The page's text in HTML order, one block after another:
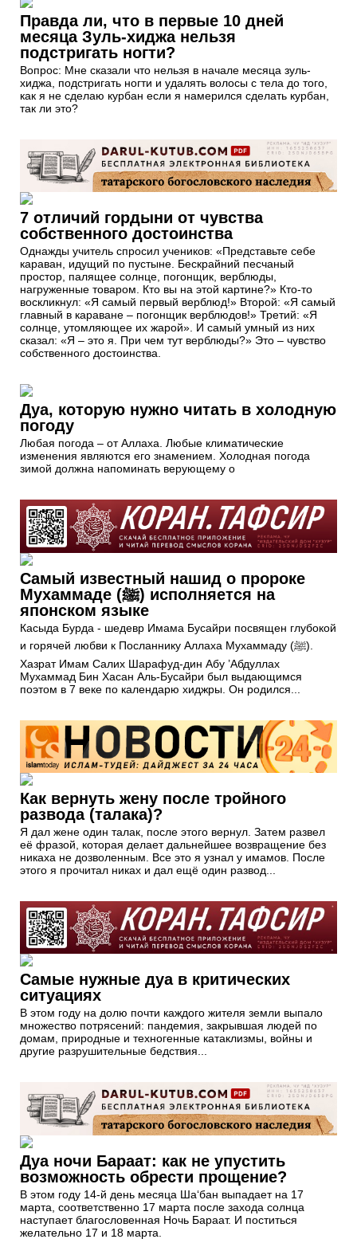
Правда ли, что в первые 10 дней
месяца Зуль-хиджа нельзя
подстригать ногти?
Вопрос: Мне сказали что нельзя в начале месяца зуль-
хиджа, подстригать ногти и удалять волосы с тела до того,
как я не сделаю курбан если я намерился сделать курбан,
так ли это?
7 отличий гордыни от чувства
собственного достоинства
Однажды учитель спросил учеников: «Представьте себе
караван, идущий по пустыне. Бескрайний песчаный
простор, палящее солнце, погонщик, верблюды,
нагруженные товаром. Кто вы на этой картине?» Кто-то
воскликнул: «Я самый первый верблюд!» Второй: «Я самый
главный в караване – погонщик верблюдов!» Третий: «Я
солнце, утомляющее их жарой». И самый умный из них
сказал: «Я – это я. При чем тут верблюды?» Это – чувство
собственного достоинства.
Дуа, которую нужно читать в холодную
погоду
Любая погода – от Аллаха. Любые климатические
изменения являются его знамением. Холодная погода
зимой должна напоминать верующему о
Самый известный нашид о пророке
Мухаммаде (ﷺ) исполняется на
японском языке
Касыда Бурда - шедевр Имама Бусайри посвящен глубокой
и горячей любви к Посланнику Аллаха Мухаммаду (ﷺ).
Хазрат Имам Салих Шарафуд-дин Абу ’Абдуллах
Мухаммад Бин Хасан Аль-Бусайри был выдающимся
поэтом в 7 веке по календарю хиджры. Он родился...
Как вернуть жену после тройного
развода (талака)?
Я дал жене один талак, после этого вернул. Затем развел
её фразой, которая делает дальнейшее возвращение без
никаха не дозволенным. Все это я узнал у имамов. После
этого я прочитал никах и дал ещё один развод...
Самые нужные дуа в критических
ситуациях
В этом году на долю почти каждого жителя земли выпало
множество потрясений: пандемия, закрывшая людей по
домам, природные и техногенные катаклизмы, войны и
другие разрушительные бедствия...
Дуа ночи Бараат: как не упустить
возможность обрести прощение?
В этом году 14-й день месяца Ша‘бан выпадает на 17
марта, соответственно 17 марта после захода солнца
наступает благословенная Ночь Бараат. И поститься
желательно 17 и 18 марта.